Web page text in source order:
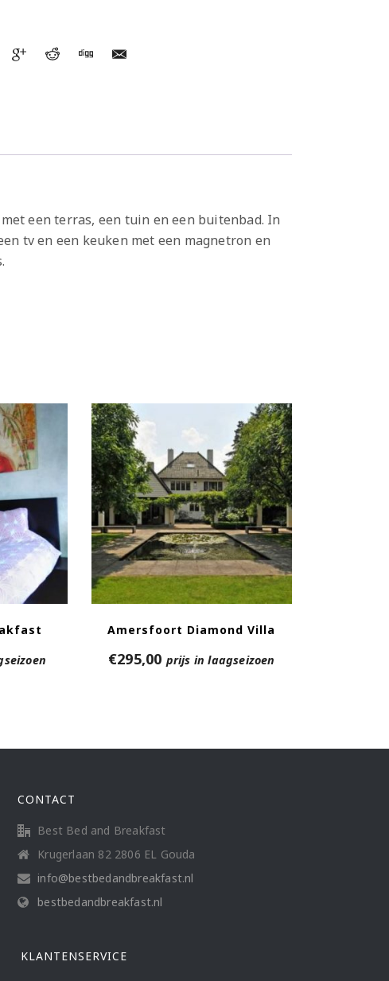
een terras, een tuin en een buitenbad. In
tv en een keuken met een magnetron en
Amersfoort Diamond Villa
€295,00 prijs in laagseizoen
CONTACT
Best Bed and Breakfast
Krugerlaan 82 2806 EL Gouda
info@bestbedandbreakfast.nl
bestbedandbreakfast.nl
KLANTENSERVICE